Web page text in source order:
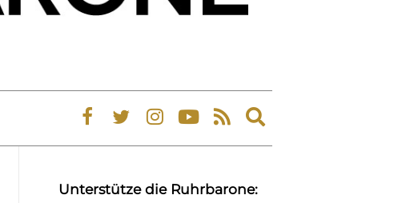
Expand
search
Unterstütze die Ruhrbarone: